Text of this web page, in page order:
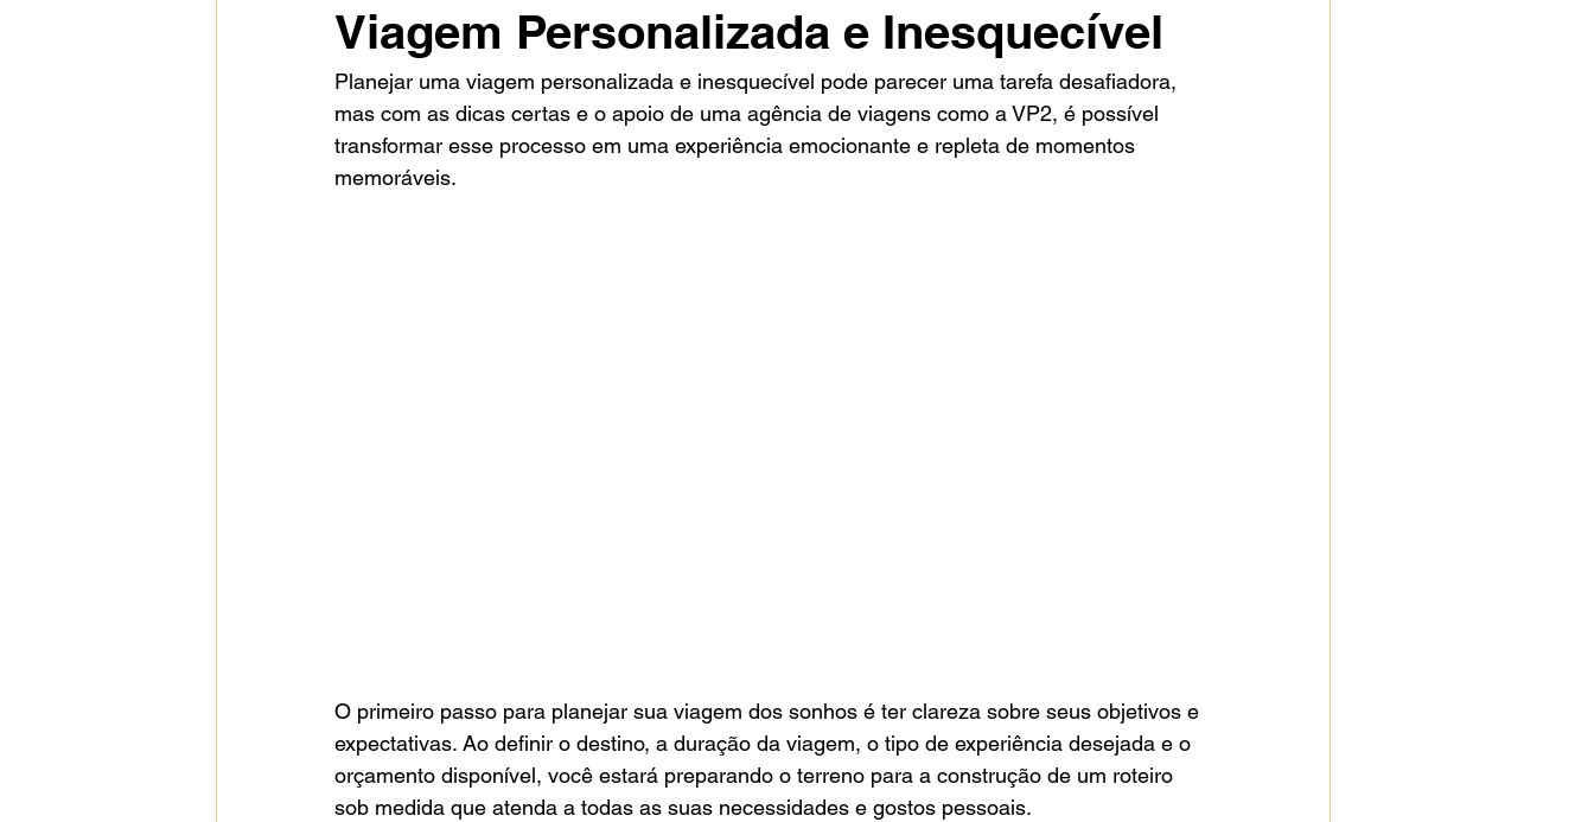
Viagem Personalizada e Inesquecível
Planejar uma viagem personalizada e inesquecível pode parecer uma tarefa desafiadora,
mas com as dicas certas e o apoio de uma agência de viagens como a VP2, é possível
transformar esse processo em uma experiência emocionante e repleta de momentos
memoráveis.
O primeiro passo para planejar sua viagem dos sonhos é ter clareza sobre seus objetivos e
expectativas. Ao definir o destino, a duração da viagem, o tipo de experiência desejada e o
orçamento disponível, você estará preparando o terreno para a construção de um roteiro
sob medida que atenda a todas as suas necessidades e gostos pessoais.